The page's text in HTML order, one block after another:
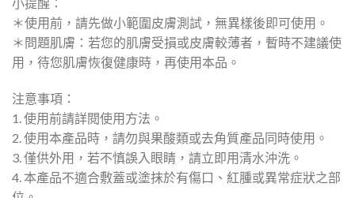
＊使用前，請先做小範圍皮膚測試，無異樣後即可使用。
＊問題肌膚：若您的肌膚受損或皮膚較薄者，暫時不建議使
用，待您肌膚恢復健康時，再使用本品。
注意事項：
1. 使用前請詳閱使用方法。
2. 使用本產品時，請勿與果酸類或去角質產品同時使用。
3. 僅供外用，若不慎誤入眼睛，請立即用清水沖洗。
4. 本產品不適合敷蓋或塗抹於有傷口、紅腫或異常症狀之部